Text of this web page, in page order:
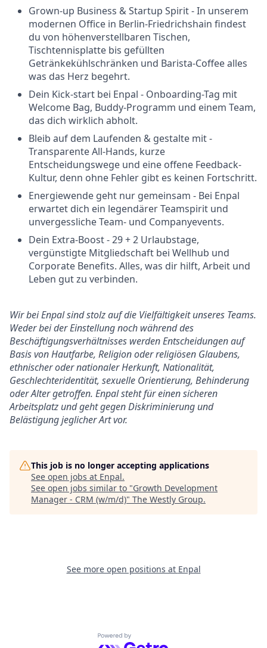
Grown-up Business & Startup Spirit - In unserem
modernen Office in Berlin-Friedrichshain findest
du von höhenverstellbaren Tischen,
Tischtennisplatte bis gefüllten
Getränkekühlschränken und Barista-Coffee alles
was das Herz begehrt.
Dein Kick-start bei Enpal - Onboarding-Tag mit
Welcome Bag, Buddy-Programm und einem Team,
das dich wirklich abholt.
Bleib auf dem Laufenden & gestalte mit -
Transparente All-Hands, kurze
Entscheidungswege und eine offene Feedback-
Kultur, denn ohne Fehler gibt es keinen Fortschritt.
Energiewende geht nur gemeinsam - Bei Enpal
erwartet dich ein legendärer Teamspirit und
unvergessliche Team- und Companyevents.
Dein Extra-Boost - 29 + 2 Urlaubstage,
vergünstigte Mitgliedschaft bei Wellhub und
Corporate Benefits. Alles, was dir hilft, Arbeit und
Leben gut zu verbinden.
Wir bei Enpal sind stolz auf die Vielfältigkeit unseres Teams.
Weder bei der Einstellung noch während des
Beschäftigungsverhältnisses werden Entscheidungen auf
Basis von Hautfarbe, Religion oder religiösen Glaubens,
ethnischer oder nationaler Herkunft, Nationalität,
Geschlechteridentität, sexuelle Orientierung, Behinderung
oder Alter getroffen. Enpal steht für einen sicheren
Arbeitsplatz und geht gegen Diskriminierung und
Belästigung jeglicher Art vor.
This job is no longer accepting applications
See open jobs at Enpal.
See open jobs similar to "Growth Development
Manager - CRM (w/m/d)" The Westly Group.
See more open positions at Enpal
Powered by Getro.com